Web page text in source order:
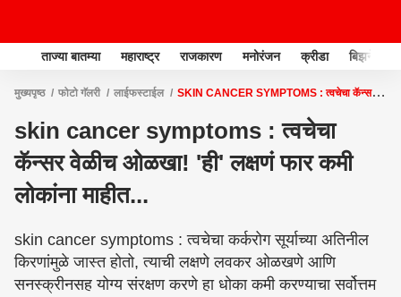
ताज्या बातम्या महाराष्ट्र राजकारण मनोरंजन क्रीडा बिझनेस
मुख्यपृष्ठ फोटो गॅलरी लाईफस्टाईल
SKIN CANCER SYMPTOMS : त्वचेचा कॅन्सर
skin cancer symptoms : त्वचेचा
कॅन्सर वेळीच ओळखा! 'ही' लक्षणं फार कमी
लोकांना माहीत...
skin cancer symptoms : त्वचेचा कर्करोग सूर्याच्या अतिनील
किरणांमुळे जास्त होतो, त्याची लक्षणे लवकर ओळखणे आणि
सनस्क्रीनसह योग्य संरक्षण करणे हा धोका कमी करण्याचा सर्वोत्तम